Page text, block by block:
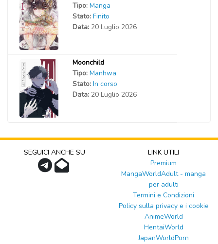
Tipo: Manga
Stato: Finito
Data: 20 Luglio 2026
Moonchild
Tipo: Manhwa
Stato: In corso
Data: 20 Luglio 2026
SEGUICI ANCHE SU
LINK UTILI
Premium
MangaWorldAdult - manga
per adulti
Termini e Condizioni
Policy sulla privacy e i cookie
AnimeWorld
HentaiWorld
JapanWorldPorn